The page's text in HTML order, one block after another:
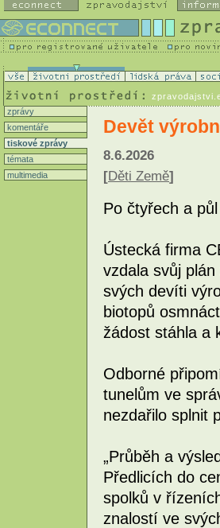
zprávy
komentáře
tiskové zprávy
témata
multimedia
Devět
8.6.2026
[Děti Země]
Po čtyřech a
Ústecká firma
vzdala svůj
svých devíti
biotopů
žádost stáhla a
Odborné
tunelům ve
nezdařilo splnit
„Průběh a
Předlicích do
spolků v
znalostí ve